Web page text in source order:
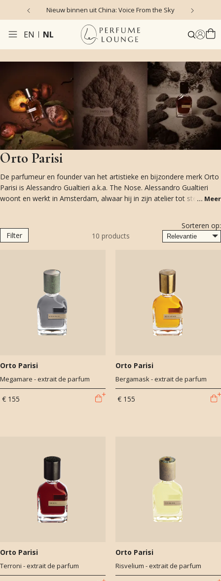
Nieuw binnen uit China: Voice From the Sky
EN NL
Orto Parisi
De parfumeur en founder van het artistieke en bijzondere merk Orto
Parisi is Alessandro Gualtieri a.k.a. The Nose. Alessandro Gualtieri
woont en werkt in Amsterdam, alwaar hij in zijn atelier tot steeds
vruchtbare moestuin van zijn grootvader Vincenzo.
Perfume Lounge is het enige officiele verkooppunt van Orto Parisi in
"Orto Parisi states that our body is experienced like a garden and its
smells are a true mirror of our soul."
... Meer
Filter 10 products
Sorteren op:
Orto Parisi
Megamare - extrait de parfum
€ 155
Orto Parisi
Bergamask - extrait de parfum
€ 155
Orto Parisi
Terroni - extrait de parfum
Orto Parisi
Risvelium - extrait de parfum